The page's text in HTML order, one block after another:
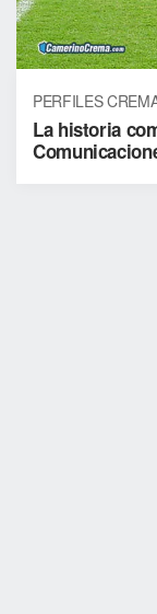
PERFILES
La historia